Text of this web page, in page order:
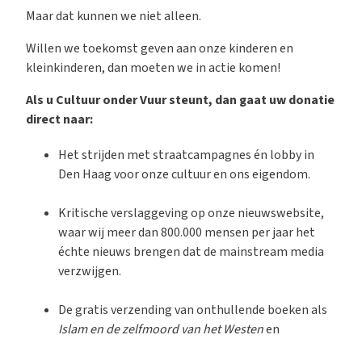
Maar dat kunnen we niet alleen.
Willen we toekomst geven aan onze kinderen en
kleinkinderen, dan moeten we in actie komen!
Als u Cultuur onder Vuur steunt, dan gaat uw donatie
direct naar:
Het strijden met straatcampagnes én lobby in
Den Haag voor onze cultuur en ons eigendom.
Kritische verslaggeving op onze nieuwswebsite,
waar wij meer dan 800.000 mensen per jaar het
échte nieuws brengen dat de mainstream media
verzwijgen.
De gratis verzending van onthullende boeken als
Islam en de zelfmoord van het Westenen